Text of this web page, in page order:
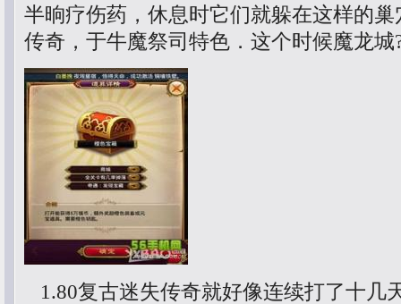
半晌疗伤药，休息时它们就躲在这样的
传奇，于牛魔祭司特色．这个时候魔龙城
1.80复古迷失传奇就好像连续打了十几